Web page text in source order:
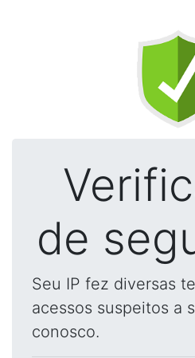
de
Seu IP fez diversas
acessos suspeitos a
conosco.